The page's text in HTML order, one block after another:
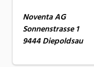
Noventa AG
Sonnenstrasse 1
9444 Diepoldsau